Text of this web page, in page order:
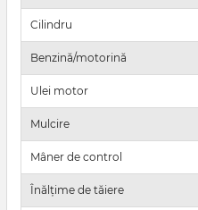
Cilindru
Benzină/motorină
Ulei motor
Mulcire
Mâner de control
Înălțime de tăiere